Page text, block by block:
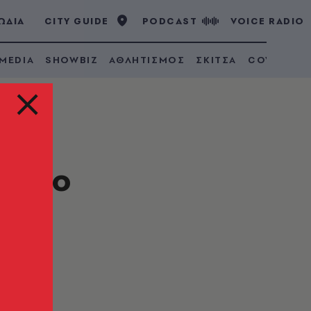
CITY GUIDE PODCAST VOICE RADIO
SHOWBIZ ΑΘΛΗΤΙΣΜΟΣ ΣΚΙΤΣΑ COVID 19
το